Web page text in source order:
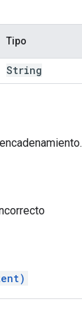
Tipo
String